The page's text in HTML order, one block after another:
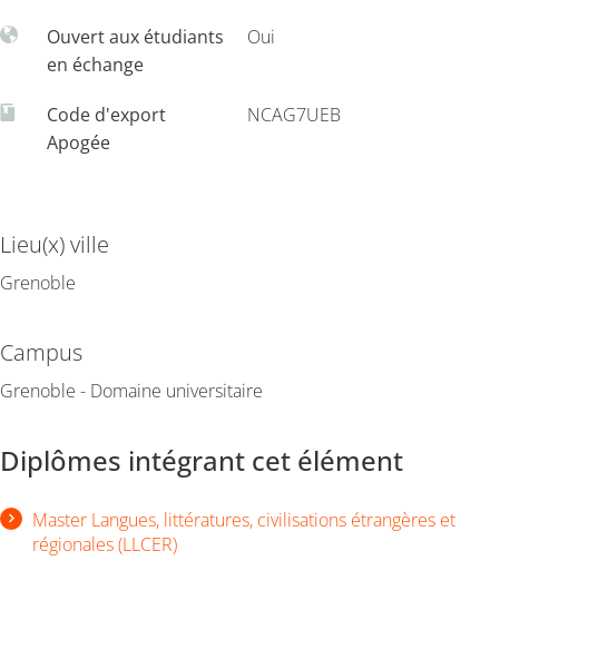
Ouvert aux étudiants
en échange
Oui
Code d'export
Apogée
NCAG7UEB
Lieu(x) ville
Grenoble
Campus
Grenoble - Domaine universitaire
Diplômes intégrant cet élément
Master Langues, littératures, civilisations étrangères et
régionales (LLCER)